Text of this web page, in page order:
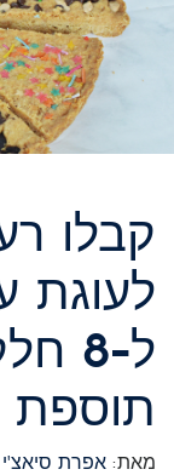
קבלו
לעוגת
ל-
תוספת
מאת: אפרת סיאצ'י